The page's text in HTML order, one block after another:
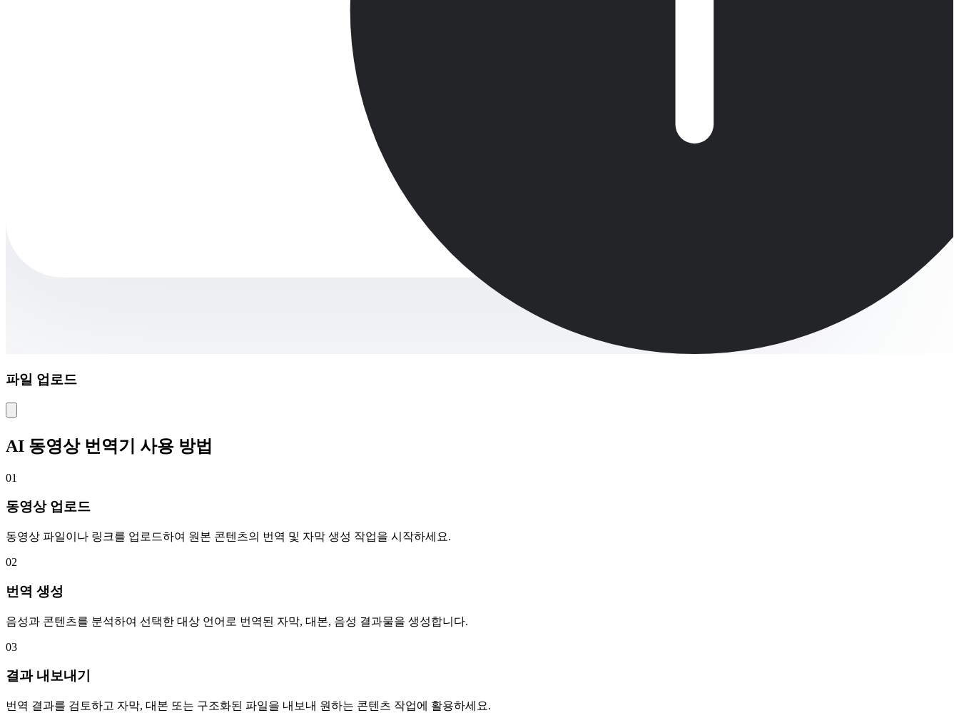
파일 업로드
AI 동영상 번역기 사용 방법
01
동영상 업로드
동영상 파일이나 링크를 업로드하여 원본 콘텐츠의 번역 및 자막 생성 작업을 시작하세요.
02
번역 생성
음성과 콘텐츠를 분석하여 선택한 대상 언어로 번역된 자막, 대본, 음성 결과물을 생성합니다.
03
결과 내보내기
번역 결과를 검토하고 자막, 대본 또는 구조화된 파일을 내보내 원하는 콘텐츠 작업에 활용하세요.